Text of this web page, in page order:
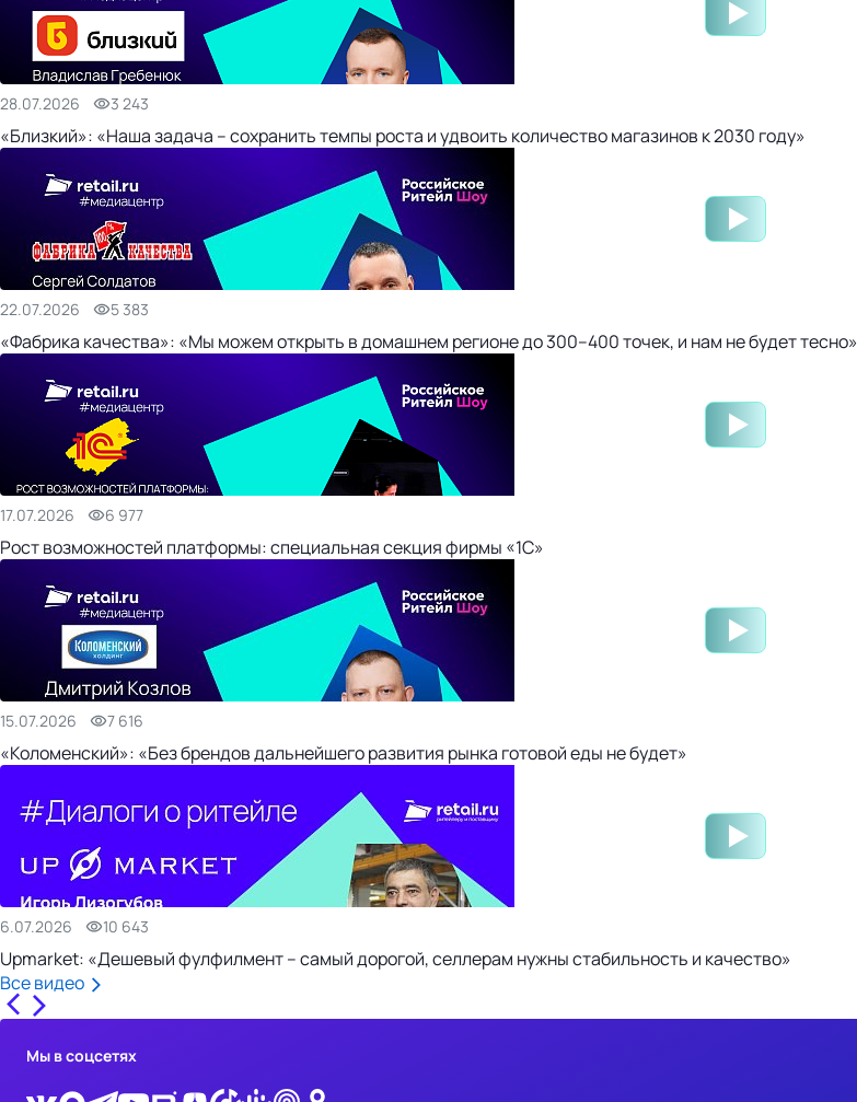
28.07.2026 3 243
«Близкий»: «Наша задача – сохранить темпы роста и удвоить количество магазинов к 2030 году»
22.07.2026 5 383
«Фабрика качества»: «Мы можем открыть в домашнем регионе до 300–400 точек, и нам не будет тесно»
17.07.2026 6 977
Рост возможностей платформы: специальная секция фирмы «1С»
15.07.2026 7 616
«Коломенский»: «Без брендов дальнейшего развития рынка готовой еды не будет»
6.07.2026 10 643
Upmarket: «Дешевый фулфилмент – самый дорогой, селлерам нужны стабильность и качество»
Все видео
Мы в соцсетях